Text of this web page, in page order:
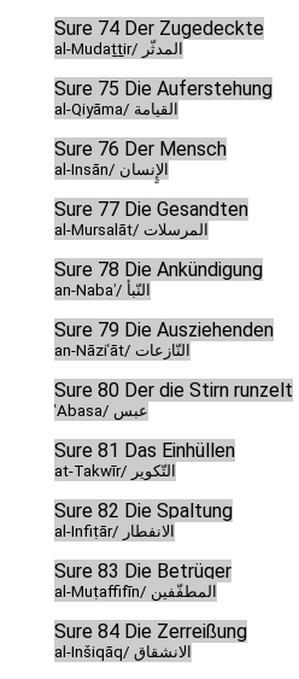
Sure 74 Der Zugedeckte
al-Mudaṯṯir/ المدثّر
Sure 75 Die Auferstehung
al-Qiyāma/ القيامة
Sure 76 Der Mensch
al-Insān/ الإٍنسان
Sure 77 Die Gesandten
al-Mursalāt/ المرسلات
Sure 78 Die Ankündigung
an-Nabaʾ/ النّبأ
Sure 79 Die Ausziehenden
an-Nāziʿāt/ النّازعات
Sure 80 Der die Stirn runzelt
ʿAbasa/ عبس
Sure 81 Das Einhüllen
at-Takwīr/ التّكوير
Sure 82 Die Spaltung
al-Infiṭār/ الانفطار
Sure 83 Die Betrüger
al-Muṭaffifīn/ المطفّفين
Sure 84 Die Zerreißung
al-Inšiqāq/ الانشقاق